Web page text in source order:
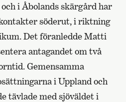
i Åbolands skärgård har
söderut, i riktning
Det föranledde Matti
antagandet om två
Gemensamma
i Uppland och
tävlade med sjöväldet i